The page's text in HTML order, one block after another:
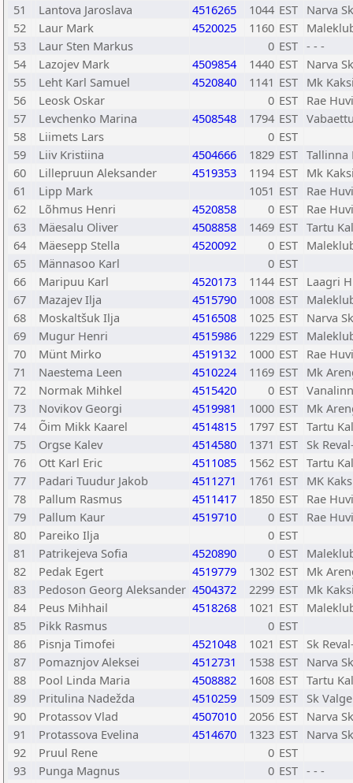
51
Lantova Jaroslava 4516265 1044 EST Narva
52
Laur Mark 4520025 1160 EST
53
Laur Sten Markus 0 EST - - -
54
Lazojev Mark 4509854 1440 EST Narva
55
Leht Karl Samuel 4520840 1141 EST Mk
56
Leosk Oskar 0 EST Rae
57
Levchenko Marina 4508548 1794 EST
58
Liimets Lars 0 EST
59
Liiv Kristiina 4504666 1829 EST Tallinna
60
Lillepruun Aleksander 4519353 1194 EST Mk
61
Lipp Mark 1051 EST Rae
62
Lõhmus Henri 4520858 0 EST Rae
63
Mäesalu Oliver 4508858 1469 EST Tartu
64
Mäesepp Stella 4520092 0 EST
65
Männasoo Karl 0 EST
66
Maripuu Karl 4520173 1144 EST Laagri
67
Mazajev Ilja 4515790 1008 EST
68
Moskaltšuk Ilja 4516508 1025 EST Narva
69
Mugur Henri 4515986 1229 EST
70
Münt Mirko 4519132 1000 EST Rae
71
Naestema Leen 4510224 1169 EST Mk
72
Normak Mihkel 4515420 0 EST
73
Novikov Georgi 4519981 1000 EST Mk
74
Õim Mikk Kaarel 4514815 1797 EST Tartu
75
Orgse Kalev 4514580 1371 EST Sk
76
Ott Karl Eric 4511085 1562 EST Tartu
77
Padari Tuudur Jakob 4511271 1761 EST MK
78
Pallum Rasmus 4511417 1850 EST Rae
79
Pallum Kaur 4519710 0 EST Rae
80
Pareiko Ilja 0 EST
81
Patrikejeva Sofia 4520890 0 EST
82
Pedak Egert 4519779 1302 EST Mk
83
Pedoson Georg Aleksander 4504372 2299 EST Mk
84
Peus Mihhail 4518268 1021 EST
85
Pikk Rasmus 0 EST
86
Pisnja Timofei 4521048 1021 EST Sk
87
Pomaznjov Aleksei 4512731 1538 EST Narva
88
Pool Linda Maria 4508882 1608 EST Tartu
89
Pritulina Nadežda 4510259 1509 EST Sk
90
Protassov Vlad 4507010 2056 EST Narva
91
Protassova Evelina 4514670 1323 EST Narva
92
Pruul Rene 0 EST
93
Punga Magnus 0 EST - - -